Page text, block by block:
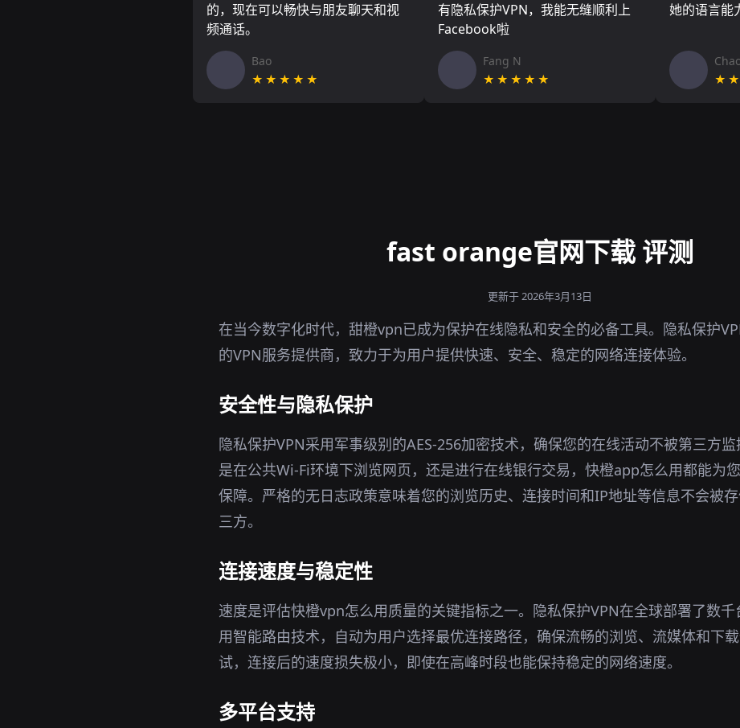
的，现在可以畅快与朋友聊天和视
频通话。
Bao
★★★★★
有隐私保护VPN，我能无缝顺利上
Facebook啦
Fang N
★★★★★
她的语言能
fast orange官网下载 评测
更新于 2026年3月13日
在当今数字化时代，甜橙vpn已成为保护在线隐私和安全的必备工具。隐私保护
的VPN服务提供商，致力于为用户提供快速、安全、稳定的网络连接体验。
安全性与隐私保护
隐私保护VPN采用军事级别的AES-256加密技术，确保您的在线活动不被第三方
是在公共Wi-Fi环境下浏览网页，还是进行在线银行交易，快橙app怎么用都能为
保障。严格的无日志政策意味着您的浏览历史、连接时间和IP地址等信息不会被
三方。
连接速度与稳定性
速度是评估快橙vpn怎么用质量的关键指标之一。隐私保护VPN在全球部署了数
用智能路由技术，自动为用户选择最优连接路径，确保流畅的浏览、流媒体和下
试，连接后的速度损失极小，即使在高峰时段也能保持稳定的网络速度。
多平台支持